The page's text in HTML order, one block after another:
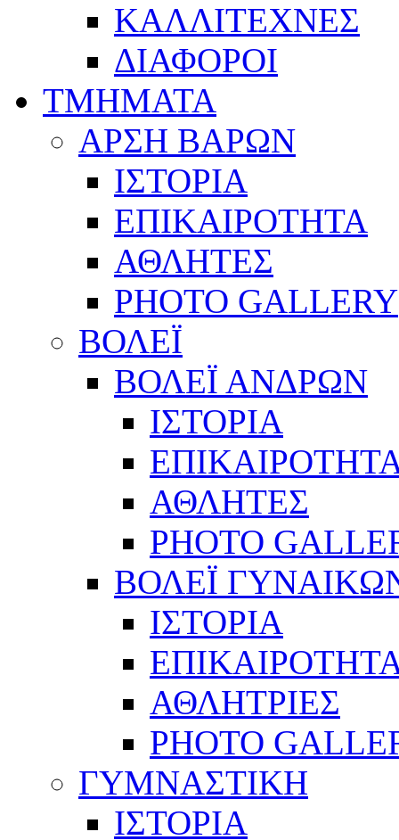
ΚΑΛΛΙΤΕΧΝΕΣ
ΔΙΑΦΟΡΟΙ
ΤΜΗΜΑΤΑ
ΑΡΣΗ ΒΑΡΩΝ
ΙΣΤΟΡΙΑ
ΕΠΙΚΑΙΡΟΤΗΤΑ
ΑΘΛΗΤΕΣ
PHOTO GALLERY
ΒΟΛΕΪ
ΒΟΛΕΪ ΑΝΔΡΩΝ
ΙΣΤΟΡΙΑ
ΑΘΛΗΤΕΣ
PHOTO
ΒΟΛΕΪ
ΙΣΤΟΡΙΑ
ΑΘΛΗΤΡΙΕΣ
PHOTO
ΓΥΜΝΑΣΤΙΚΗ
ΙΣΤΟΡΙΑ